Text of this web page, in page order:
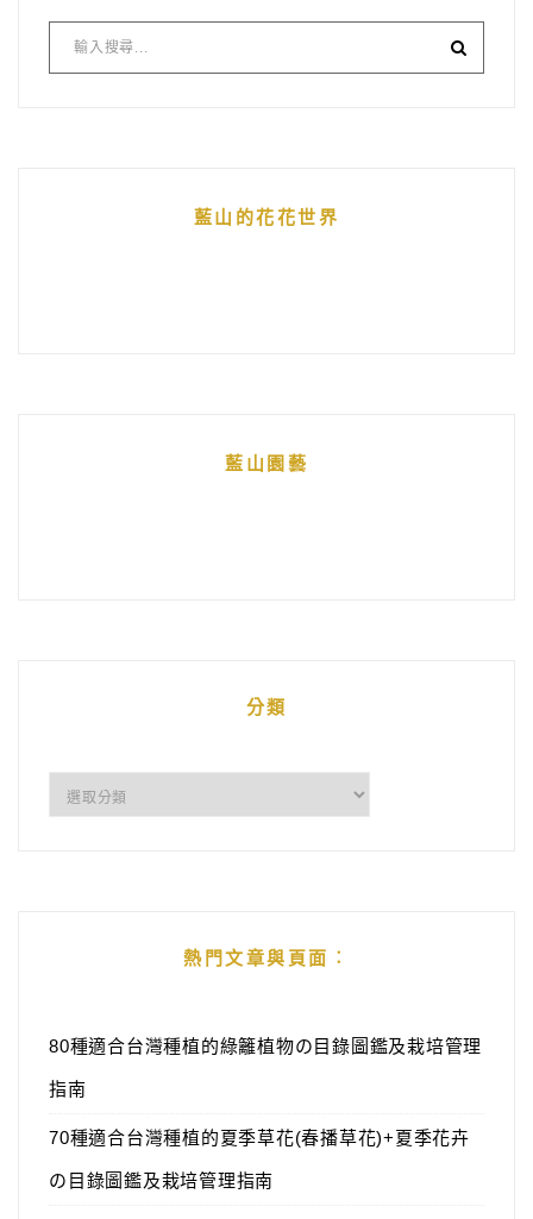
藍山的花花世界
藍山園藝
分類
熱門文章與頁面︰
80種適合台灣種植的綠籬植物の目錄圖鑑及栽培管理
指南
70種適合台灣種植的夏季草花(春播草花)+夏季花卉
の目錄圖鑑及栽培管理指南